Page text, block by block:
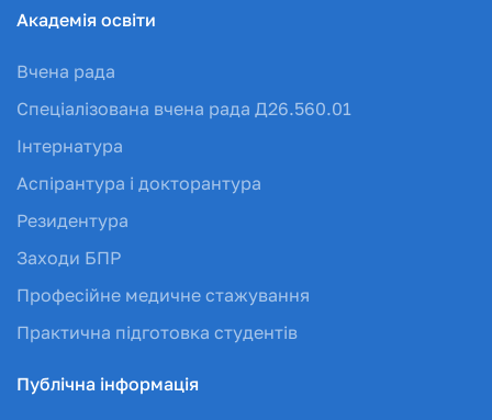
Академія освіти
Вчена рада
Спеціалізована вчена рада Д26.560.01
Інтернатура
Аспірантура і докторантура
Резидентура
Заходи БПР
Професійне медичне стажування
Практична підготовка студентів
Публічна інформація